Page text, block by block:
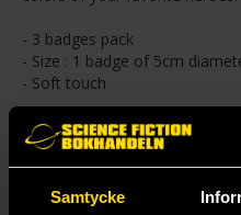
Samtycke
- 3 badges pack
- Size : 1 badge of 5cm
- Soft touch